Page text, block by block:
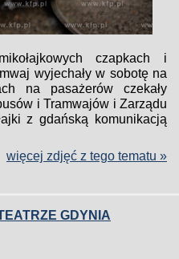
czapkach i
wyjechały w sobotę na
na pasażerów czekały
i Tramwajów i Zarządu
z gdańską komunikacją
więcej zdjęć z tego tematu »
GDYNIA